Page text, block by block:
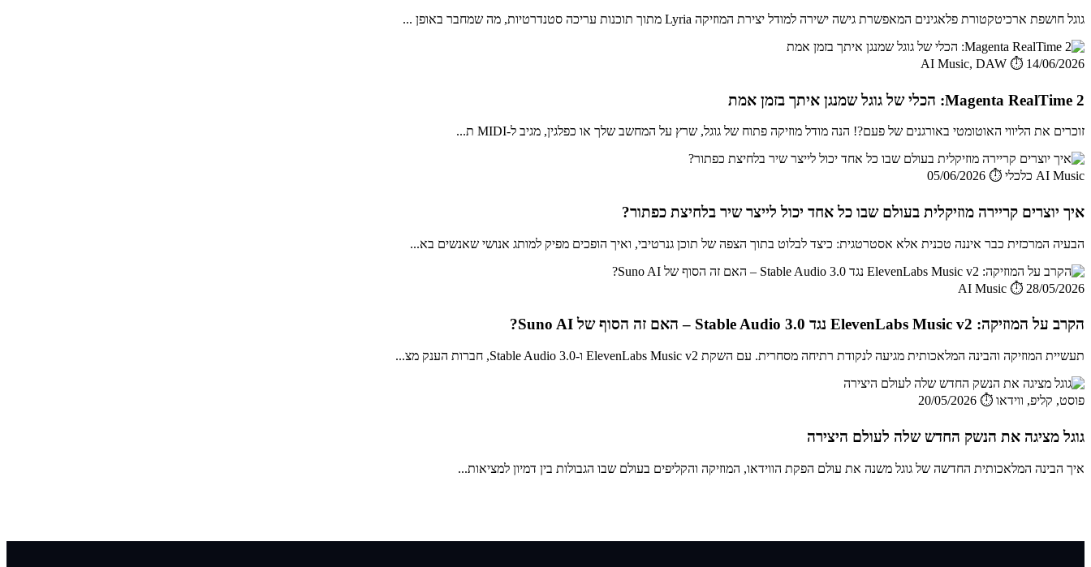
גוגל חושפת ארכיטקטורת פלאגינים המאפשרת גישה ישירה למודל יצירת המוזיקה Lyria מתוך תוכנות עריכה סטנדרטיות, מה שמחבר באופן ...
AI Music, DAW ⏱️ 14/06/2026
Magenta RealTime 2: הכלי של גוגל שמנגן איתך בזמן אמת
זוכרים את הליווי האוטומטי באורגנים של פעם?! הנה מודל מוזיקה פתוח של גוגל, שרץ על המחשב שלך או כפלגין, מגיב ל-MIDI ת...
AI Music כלכלי ⏱️ 05/06/2026
איך יוצרים קריירה מוזיקלית בעולם שבו כל אחד יכול לייצר שיר בלחיצת כפתור?
הבעיה המרכזית כבר איננה טכנית אלא אסטרטגית: כיצד לבלוט בתוך הצפה של תוכן גנרטיבי, ואיך הופכים מפיק למותג אנושי שאנשים בא...
AI Music ⏱️ 28/05/2026
הקרב על המוזיקה: ElevenLabs Music v2 נגד Stable Audio 3.0 – האם זה הסוף של Suno AI?
תעשיית המוזיקה והבינה המלאכותית מגיעה לנקודת רתיחה מסחרית. עם השקת ElevenLabs Music v2 ו-Stable Audio 3.0, חברות הענק מצ...
פוסט, קליפ, ווידאו ⏱️ 20/05/2026
גוגל מציגה את הנשק החדש שלה לעולם היצירה
איך הבינה המלאכותית החדשה של גוגל משנה את עולם הפקת הווידאו, המוזיקה והקליפים בעולם שבו הגבולות בין דמיון למציאות...